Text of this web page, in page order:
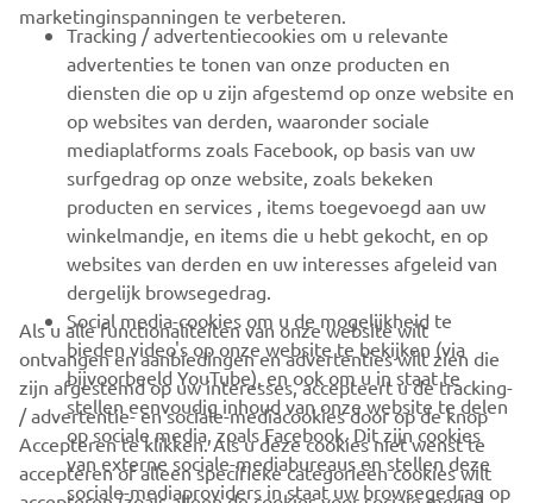
VOOR BEDRIJVEN
MEER YAMAHA
ONDERSTEUNING
NIEUWSBRIEF
Wees de eerste die meer te weten komt over de nieuwste deals,
speciale evenementen, nieuwe producten en nog veel meer
ABONNEREN
Lees ons privacybeleid om te leren hoe we uw persoonlijke
marketinginspanningen te verbeteren.
Tracking / advertentiecookies om u relevante
advertenties te tonen van onze producten en
diensten die op u zijn afgestemd op onze website en
op websites van derden, waaronder sociale
mediaplatforms zoals Facebook, op basis van uw
surfgedrag op onze website, zoals bekeken
producten en services , items toegevoegd aan uw
winkelmandje, en items die u hebt gekocht, en op
websites van derden en uw interesses afgeleid van
dergelijk browsegedrag.
Social media-cookies om u de mogelijkheid te
bieden video's op onze website te bekijken (via
bijvoorbeeld YouTube), en ook om u in staat te
stellen eenvoudig inhoud van onze website te delen
op sociale media, zoals Facebook. Dit zijn cookies
van externe sociale-mediabureaus en stellen deze
sociale-mediaproviders in staat uw browsegedrag op
Als u alle functionaliteiten van onze website wilt
ontvangen en aanbiedingen en advertenties wilt zien die
zijn afgestemd op uw interesses, accepteert u de tracking-
/ advertentie- en sociale-mediacookies door op de knop
Accepteren te klikken. Als u deze cookies niet wenst te
accepteren of alleen specifieke categorieën cookies wilt